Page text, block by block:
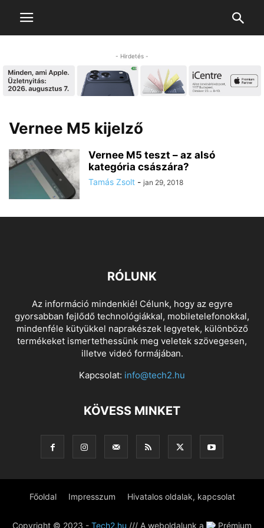
- Hirdetés -
Vernee M5 kijelző
Vernee M5 teszt – az alsó
kategória császára?
Tamás Zsolt - jan 29, 2018
RÓLUNK
Az információ mindenkié! Célunk, hogy az egyre
gyorsabban fejlődő technológiákkal, mobiletelefonokkal,
mindenféle kütyükkel naprakészek legyetek, különböző
termékeket ismertethessünk meg veletek szövegesen,
illetve videó formájában.
Kapcsolat: info@tech2.hu
KÖVESS MINKET
Főoldal Impresszum Hivatalos oldalak, kapcsolat
Copyright © 2023 - Tech2.hu /// A weboldalunk a Prémium